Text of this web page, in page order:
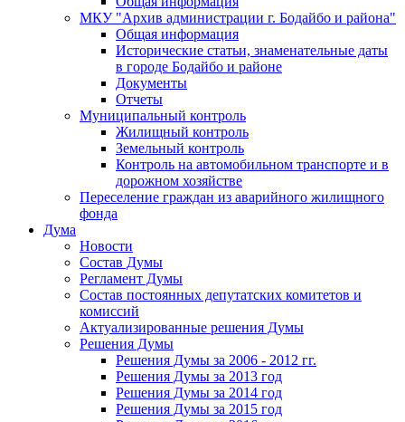
МКУ "Архив администрации г. Бодайбо и района"
Общая информация
Исторические статьи, знаменательные даты
в городе Бодайбо и районе
Документы
Отчеты
Муниципальный контроль
Жилищный контроль
Земельный контроль
Контроль на автомобильном транспорте и в
дорожном хозяйстве
Переселение граждан из аварийного жилищного
фонда
Дума
Новости
Состав Думы
Регламент Думы
Состав постоянных депутатских комитетов и
комиссий
Актуализированные решения Думы
Решения Думы
Решения Думы за 2006 - 2012 гг.
Решения Думы за 2013 год
Решения Думы за 2014 год
Решения Думы за 2015 год